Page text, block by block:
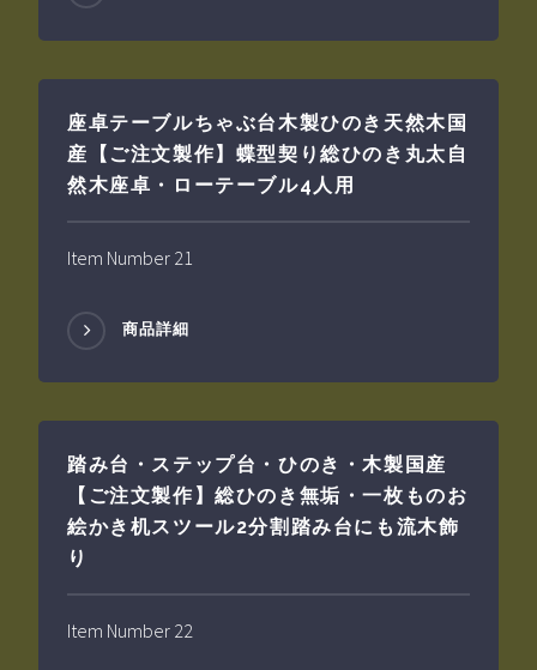
座卓テーブルちゃぶ台木製ひのき天然木国
産【ご注文製作】蝶型契り総ひのき丸太自
然木座卓・ローテーブル4人用
Item Number 21
商品詳細
踏み台・ステップ台・ひのき・木製国産
【ご注文製作】総ひのき無垢・一枚ものお
絵かき机スツール2分割踏み台にも流木飾
り
Item Number 22